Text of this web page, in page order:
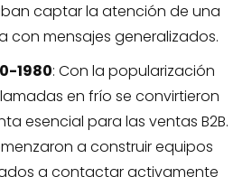
captar la atención de una
con mensajes generalizados.
1980: Con la popularización
en frío se convirtieron
esencial para las ventas B2B.
a construir equipos
a contactar activamente